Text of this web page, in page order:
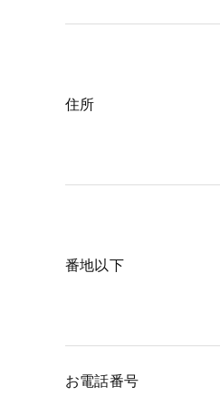
＜個人情報の安全管
＜個人情報を与えな
個人情報の開示･訂
住所
番地以下
お電話番号